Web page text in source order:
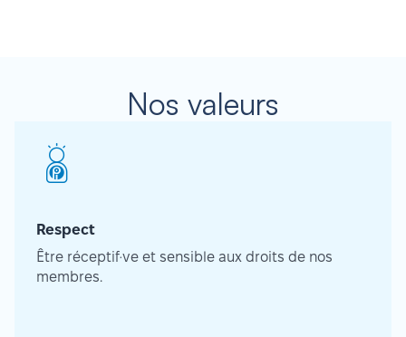
Nos valeurs
Respect
Être réceptif·ve et sensible aux droits de nos
membres.